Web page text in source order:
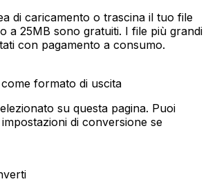
di caricamento o trascina il tuo file
a 25MB sono gratuiti. I file più grandi
con pagamento a consumo.
come formato di uscita
su questa pagina. Puoi
di conversione se